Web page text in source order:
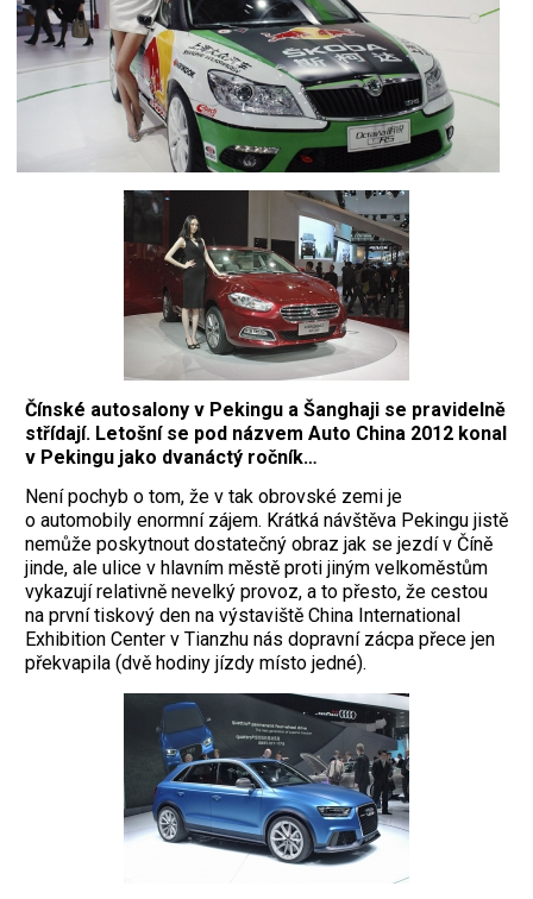
Čínské autosalony v Pekingu a Šanghaji se pravidelně
střídají. Letošní se pod názvem Auto China 2012 konal
v Pekingu jako dvanáctý ročník…
Není pochyb o tom, že v tak obrovské zemi je
o automobily enormní zájem. Krátká návštěva Pekingu jistě
nemůže poskytnout dostatečný obraz jak se jezdí v Číně
jinde, ale ulice v hlavním městě proti jiným velkoměstům
vykazují relativně nevelký provoz, a to přesto, že cestou
na první tiskový den na výstaviště China International
Exhibition Center v Tianzhu nás dopravní zácpa přece jen
překvapila (dvě hodiny jízdy místo jedné).